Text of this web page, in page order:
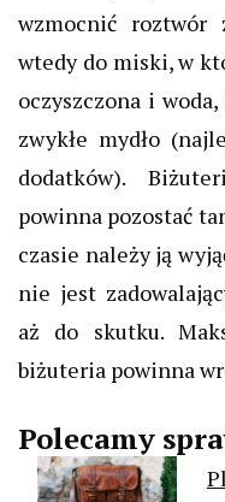
wzmocnić roztwór
wtedy do miski, w
oczyszczona i
zwykłe mydło
dodatków).
powinna pozostać
czasie należy ją
nie jest
aż do skutku.
biżuteria powinna
Polecamy